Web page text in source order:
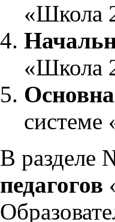
«Школа
«Школа
системе
В разделе
педагогов